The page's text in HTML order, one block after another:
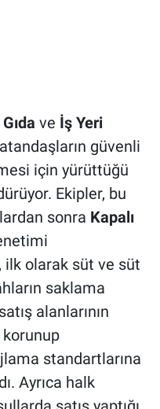
ve İş Yeri
güvenli
için yürüttüğü
Ekipler, bu
sonra Kapalı
olarak süt ve süt
saklama
alanlarının
standartlarına
Ayrıca halk